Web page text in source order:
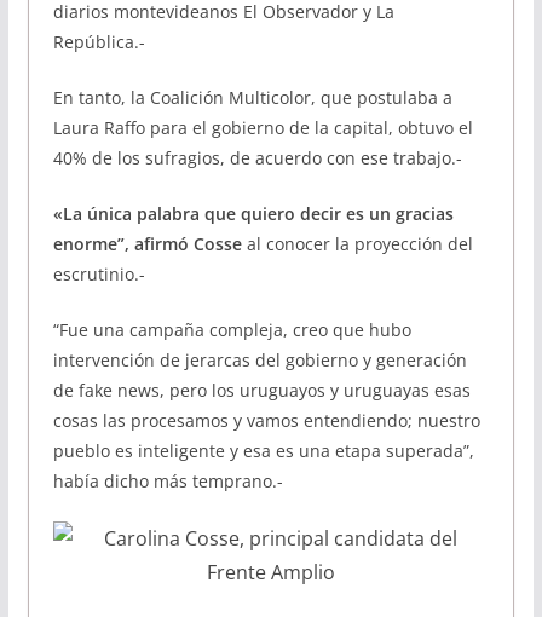
diarios montevideanos El Observador y La
República.-
En tanto, la Coalición Multicolor, que postulaba a
Laura Raffo para el gobierno de la capital, obtuvo el
40% de los sufragios, de acuerdo con ese trabajo.-
«La única palabra que quiero decir es un gracias
enorme”, afirmó Cosseal conocer la proyección del
escrutinio.-
“Fue una campaña compleja, creo que hubo
intervención de jerarcas del gobierno y generación
de fake news, pero los uruguayos y uruguayas esas
cosas las procesamos y vamos entendiendo; nuestro
pueblo es inteligente y esa es una etapa superada”,
había dicho más temprano.-